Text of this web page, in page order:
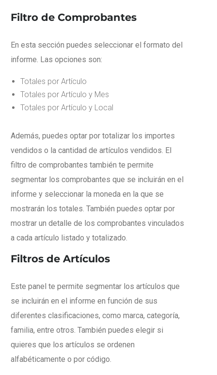
Filtro de Comprobantes
En esta sección puedes seleccionar el formato del
informe. Las opciones son:
Totales por Artículo
Totales por Artículo y Mes
Totales por Artículo y Local
Además, puedes optar por totalizar los importes
vendidos o la cantidad de artículos vendidos. El
filtro de comprobantes también te permite
segmentar los comprobantes que se incluirán en el
informe y seleccionar la moneda en la que se
mostrarán los totales. También puedes optar por
mostrar un detalle de los comprobantes vinculados
a cada artículo listado y totalizado.
Filtros de Artículos
Este panel te permite segmentar los artículos que
se incluirán en el informe en función de sus
diferentes clasificaciones, como marca, categoría,
familia, entre otros. También puedes elegir si
quieres que los artículos se ordenen
alfabéticamente o por código.